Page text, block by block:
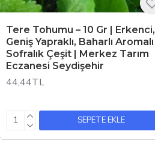
Tere Tohumu – 10 Gr | Erkenci,
Geniş Yapraklı, Baharlı Aromalı
Sofralık Çeşit | Merkez Tarım
Eczanesi Seydişehir
44,44TL
SEPETE EKLE